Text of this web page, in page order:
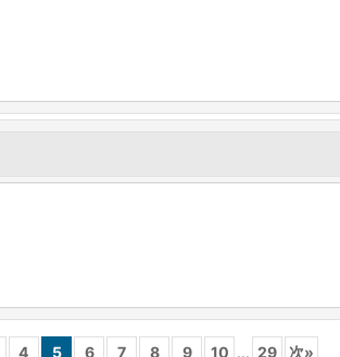
4 5 6 7 8 9 10 ... 29 次»